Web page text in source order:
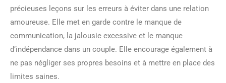
précieuses leçons sur les erreurs à éviter dans une relation
amoureuse. Elle met en garde contre le manque de
communication, la jalousie excessive et le manque
d’indépendance dans un couple. Elle encourage également à
ne pas négliger ses propres besoins et à mettre en place des
limites saines.